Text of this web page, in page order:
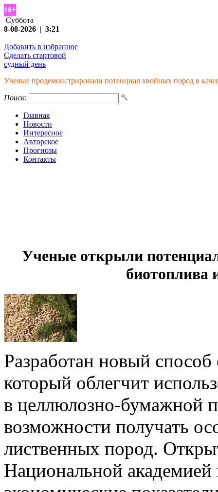
Суббота
8-08-2026 | 3:21
Добавить в избранное
Сделать стартовой
судный день
Ученые продемонстрировали потенциал хвойных пород в
Поиск:
Главная
Новости
Интересное
Авторское
Прогнозы
Контакты
Ученые открыли
биотоплива
Разработан новый
который облегчит
в целлюлозно-бумажной
возможности получать
лиственных пород.
Национальной